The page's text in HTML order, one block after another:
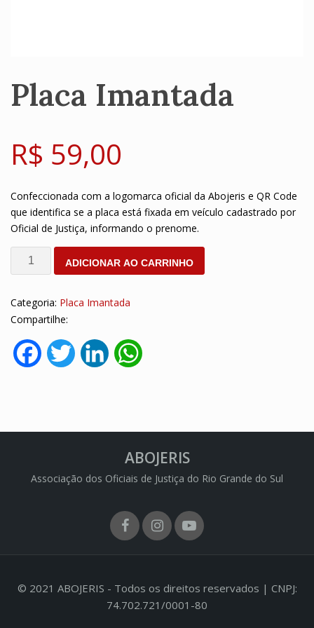
Placa Imantada
R$ 59,00
Confeccionada com a logomarca oficial da Abojeris e QR Code
que identifica se a placa está fixada em veículo cadastrado por
Oficial de Justiça, informando o prenome.
Placa
Imantada
ADICIONAR AO CARRINHO
Categoria: Placa Imantada
Compartilhe:
FacebookTwitter LinkedIn
ABOJERIS
Associação dos Oficiais de Justiça do Rio Grande do Sul
FacebookInstagram
Youtube
© 2021 ABOJERIS - Todos os direitos reservados | CNPJ:
74.702.721/0001-80